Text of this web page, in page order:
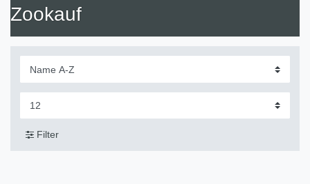
Zookauf
Filter